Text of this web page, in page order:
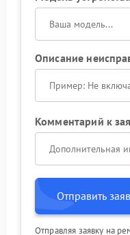
Описание
Комментарий к
Отправить
Отправляя заявку на